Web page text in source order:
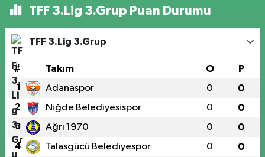
TFF 3.Lig 3.Grup Puan Durumu
TFF 3.Lig 3.Grup
# Takım O P
1 Adanaspor 0 0
2 Niğde Belediyesispor 0 0
3 Ağrı 1970 0 0
4 Talasgücü Belediyespor 0 0